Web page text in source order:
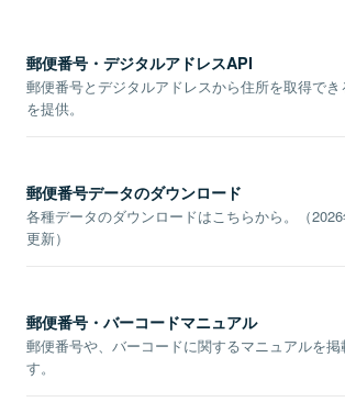
郵便番号・デジタルアドレスAPI
郵便番号とデジタルアドレスから住所を取得で
を提供。
郵便番号データのダウンロード
各種データのダウンロードはこちらから。（
更新）
郵便番号・バーコードマニュアル
郵便番号や、バーコードに関するマニュアルを掲
す。